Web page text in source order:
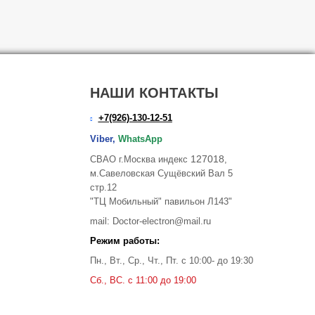
НАШИ КОНТАКТЫ
+7(926)-130-12-51
Viber, WhatsApp
СВАО г.Москва индекс 127018,
м.Савеловская Сущёвский Вал 5
стр.12
"ТЦ Мобильный" павильон Л143"
mail: Doctor-electron@mail.ru
Режим работы:
Пн., Вт., Ср., Чт., Пт. с 10:00- до 19:30
Сб., ВС. с 11:00 до 19:00